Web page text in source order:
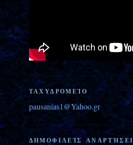
ΤΑΧΥΔΡΟΜΕΊΟ
pausanias1@Yahoo.gr
ΔΗΜΟΦΙΛΕΊΣ